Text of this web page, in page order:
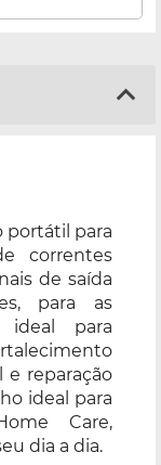
portátil para
correntes
de saída
para as
ideal para
e reparação
ideal para
Care,
dia a dia.